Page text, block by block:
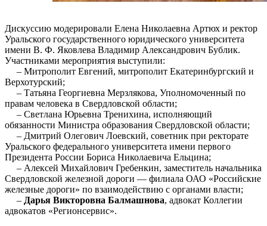
Дискуссию модерировали Елена Николаевна Артюх и ректор
Уральского государственного юридического университета
имени В. Ф. Яковлева Владимир Александрович Бублик.
Участниками мероприятия выступили:
– Митрополит Евгений, митрополит Екатеринбургский и
Верхотурский;
– Татьяна Георгиевна Мерзлякова, Уполномоченный по
правам человека в Свердловской области;
– Светлана Юрьевна Тренихина, исполняющий
обязанности Министра образования Свердловской области;
– Дмитрий Олегович Лоевский, советник при ректорате
Уральского федерального университета имени первого
Президента России Бориса Николаевича Ельцина;
– Алексей Михайлович Гребенкин, заместитель начальника
Свердловской железной дороги — филиала ОАО «Российские
железные дороги» по взаимодействию с органами власти;
– Дарья Викторовна Балмашнова, адвокат Коллегии
адвокатов «Регионсервис».